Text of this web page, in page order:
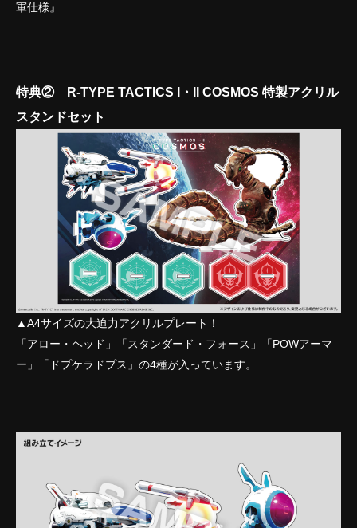
軍仕様』
特典② R-TYPE TACTICS I・II COSMOS 特製アクリル
スタンドセット
▲A4サイズの大迫力アクリルプレート！
「アロー・ヘッド」「スタンダード・フォース」「POWアーマ
ー」「ドプケラドプス」の4種が入っています。